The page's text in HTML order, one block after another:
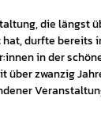
die längst
durfte bereits
in der
über zwanzig